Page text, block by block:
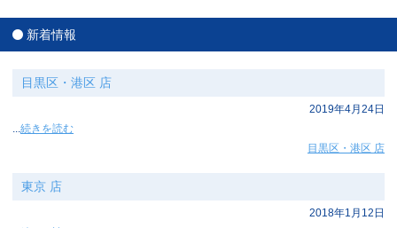
新着情報
目黒区・港区 店
2019年4月24日
...続きを読む
目黒区・港区 店
東京 店
2018年1月12日